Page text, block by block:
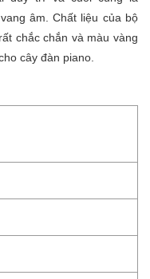
âm. Chất liệu của bộ
chắc chắn và màu vàng
cây đàn piano.